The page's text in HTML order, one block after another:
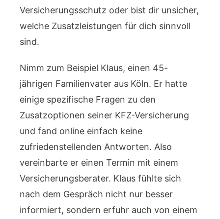
Versicherungsschutz oder bist dir unsicher,
welche Zusatzleistungen für dich sinnvoll
sind.
Nimm zum Beispiel Klaus, einen 45-
jährigen Familienvater aus Köln. Er hatte
einige spezifische Fragen zu den
Zusatzoptionen seiner KFZ-Versicherung
und fand online einfach keine
zufriedenstellenden Antworten. Also
vereinbarte er einen Termin mit einem
Versicherungsberater. Klaus fühlte sich
nach dem Gespräch nicht nur besser
informiert, sondern erfuhr auch von einem